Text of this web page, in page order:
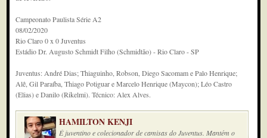
Campeonato Paulista Série A2
08/02/2020
Rio Claro 0 x 0 Juventus
Estádio Dr. Augusto Schmidt Filho (Schmidtão) - Rio Claro - SP
Juventus: André Dias; Thiaguinho, Robson, Diego Sacomam e Palo Henrique;
Alê, Gil Paraíba, Thiago Potiguar e Marcelo Henrique (Maycon); Léo Castro
(Elias) e Danilo (Rikelmi). Técnico: Alex Alves.
HAMILTON KENJI
É juventino e colecionador de camisas do Juventus. Mantém o